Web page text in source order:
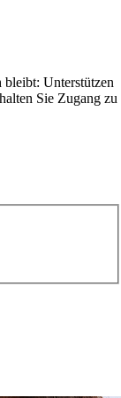
Unterstützen
Sie Zugang zu